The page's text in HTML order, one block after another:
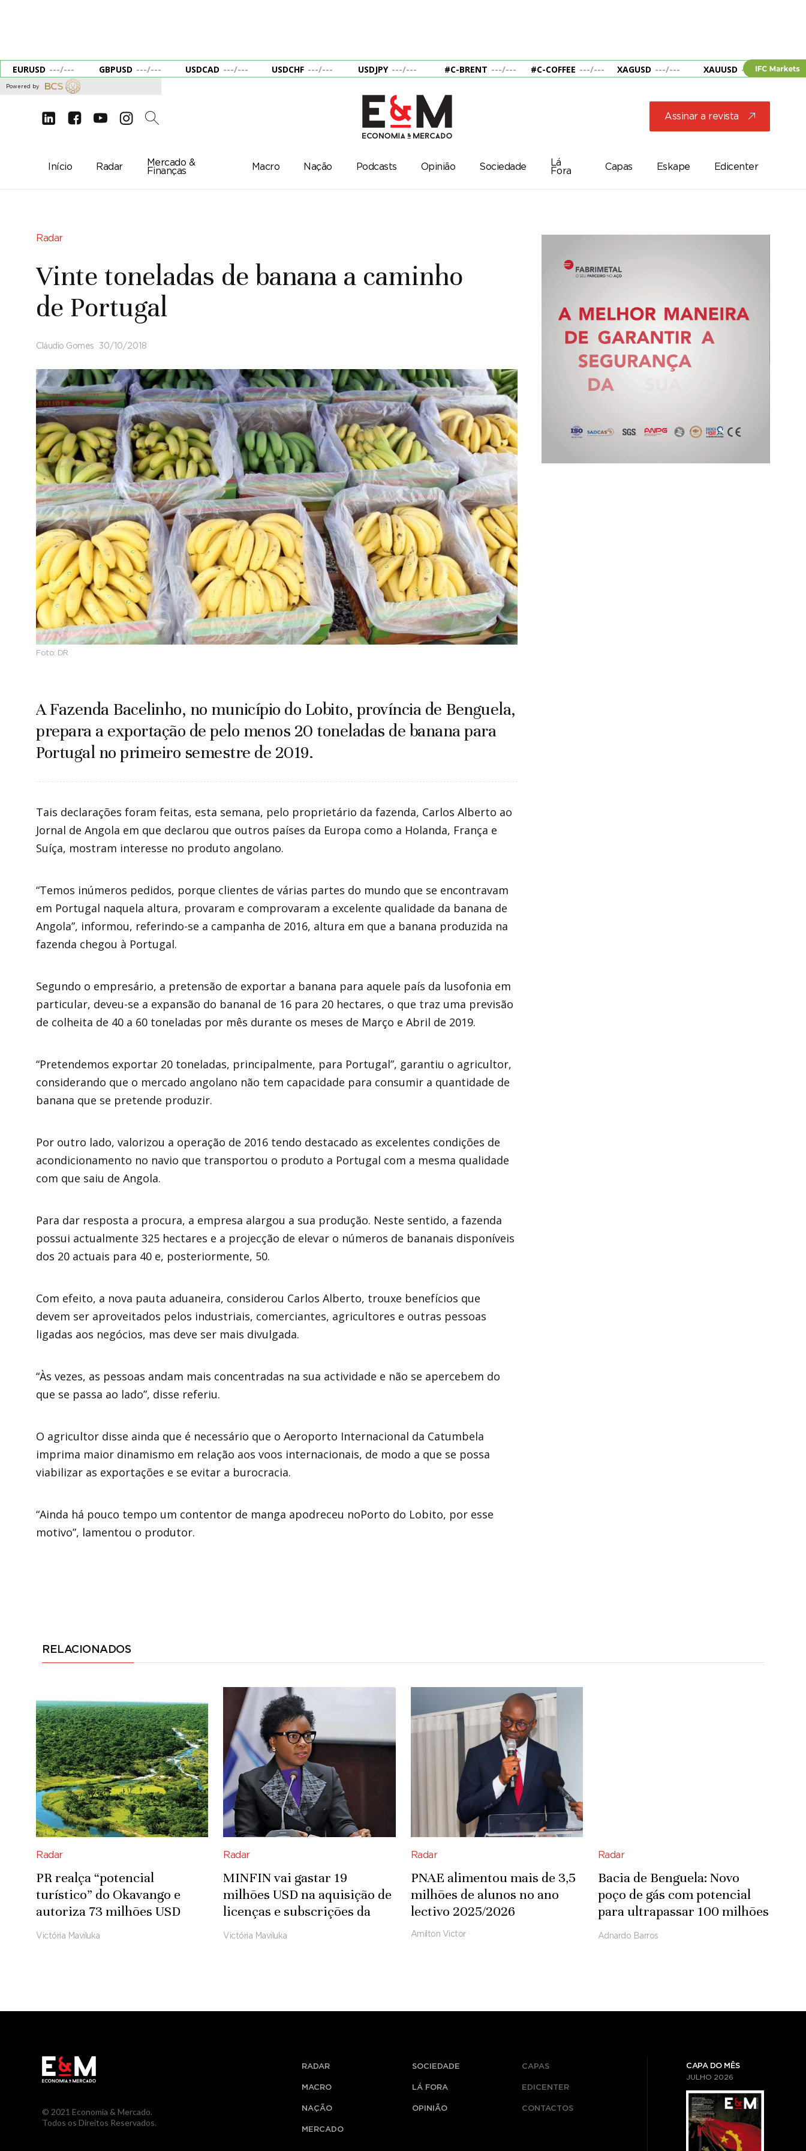
EURUSD ---/--- GBPUSD ---/--- USDCAD ---/--- USDCHF ---/--- USDJPY ---/--- #C-BRENT ---/--- #C-COFFEE ---/--- XAGUSD ---/--- XAUUSD --- ---
Powered by
d e g c 2 Assinar a revista j
Início Radar
Mercado &
Finanças
Macro Nação Podcasts Opinião Sociedade
Lá
Fora
Capas Eskape Edicenter
Radar
Vinte toneladas de banana a caminho
de Portugal
Cláudio Gomes 30/10/2018
Foto: DR
A Fazenda Bacelinho, no município do Lobito, província de Benguela,
prepara a exportação de pelo menos 20 toneladas de banana para
Portugal no primeiro semestre de 2019.
Tais declarações foram feitas, esta semana, pelo proprietário da fazenda, Carlos Alberto ao
Jornal de Angola em que declarou que outros países da Europa como a Holanda, França e
Suíça, mostram interesse no produto angolano.
“Temos inúmeros pedidos, porque clientes de várias partes do mundo que se encontravam
em Portugal naquela altura, provaram e comprovaram a excelente qualidade da banana de
Angola”, informou, referindo-se a campanha de 2016, altura em que a banana produzida na
fazenda chegou à Portugal.
Segundo o empresário, a pretensão de exportar a banana para aquele país da lusofonia em
particular, deveu-se a expansão do bananal de 16 para 20 hectares, o que traz uma previsão
de colheita de 40 a 60 toneladas por mês durante os meses de Março e Abril de 2019.
“Pretendemos exportar 20 toneladas, principalmente, para Portugal”, garantiu o agricultor,
considerando que o mercado angolano não tem capacidade para consumir a quantidade de
banana que se pretende produzir.
Por outro lado, valorizou a operação de 2016 tendo destacado as excelentes condições de
acondicionamento no navio que transportou o produto a Portugal com a mesma qualidade
com que saiu de Angola.
Para dar resposta a procura, a empresa alargou a sua produção. Neste sentido, a fazenda
possui actualmente 325 hectares e a projecção de elevar o números de bananais disponíveis
dos 20 actuais para 40 e, posteriormente, 50.
Com efeito, a nova pauta aduaneira, considerou Carlos Alberto, trouxe benefícios que
devem ser aproveitados pelos industriais, comerciantes, agricultores e outras pessoas
ligadas aos negócios, mas deve ser mais divulgada.
“Às vezes, as pessoas andam mais concentradas na sua actividade e não se apercebem do
que se passa ao lado”, disse referiu.
O agricultor disse ainda que é necessário que o Aeroporto Internacional da Catumbela
imprima maior dinamismo em relação aos voos internacionais, de modo a que se possa
viabilizar as exportações e se evitar a burocracia.
“Ainda há pouco tempo um contentor de manga apodreceu noPorto do Lobito, por esse
motivo”, lamentou o produtor.
RELACIONADOS
Radar
PR realça “potencial
turístico” do Okavango e
autoriza 73 milhões USD
para infra-estruturas
Victória Maviluka
Radar
MINFIN vai gastar 19
milhões USD na aquisição de
licenças e subscrições da
Microsoft
Victória Maviluka
Radar
PNAE alimentou mais de 3,5
milhões de alunos no ano
lectivo 2025/2026
Amilton Victor
Radar
Bacia de Benguela: Novo
poço de gás com potencial
para ultrapassar 100 milhões
de pés cúbicos por dia
Adnardo Barros
© 2021 Economia & Mercado.
Todos os Direitos Reservados.
RADAR
MACRO
NAÇÃO
MERCADO
SOCIEDADE
LÁ FORA
OPINIÃO
CAPAS
EDICENTER
CONTACTOS
CAPA DO MÊS
JULHO 2026